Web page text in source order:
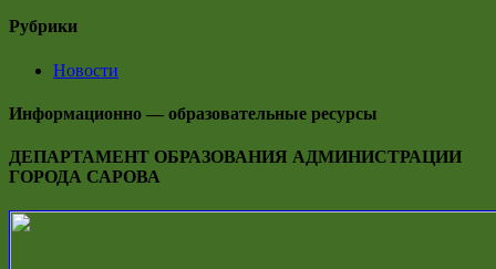
Рубрики
Новости
Информационно — образовательные ресурсы
ДЕПАРТАМЕНТ ОБРАЗОВАНИЯ АДМИНИСТРАЦИИ
ГОРОДА САРОВА